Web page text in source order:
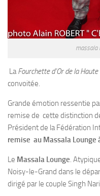
massala
LaFourchette d’Or de la
convoitée.
Grande émotion ressentie
remise de cette distinction
Président de la Fédération
remise au Massala Lounge
Le Massala Lounge.
Noisy-le-Grand dans le
dirigé par le couple Singh